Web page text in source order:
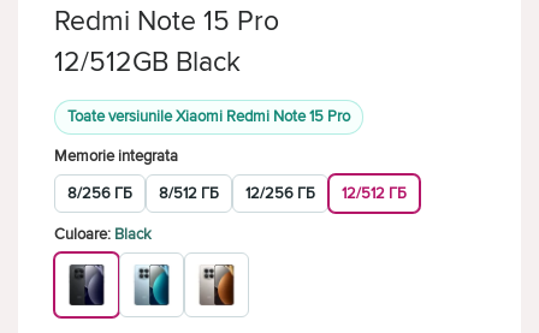
Redmi Note 15 Pro
12/512GB Black
Toate versiunile Xiaomi Redmi Note 15 Pro
Memorie integrata
8/256 ГБ
8/512 ГБ 12/256 ГБ 12/512 ГБ
Culoare: Black